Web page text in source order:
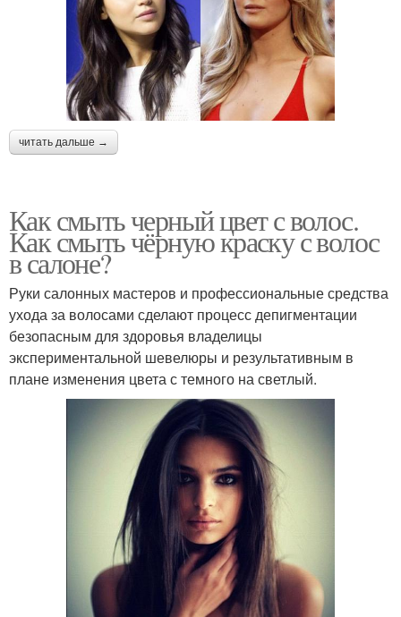
читать дальше →
Как смыть черный цвет с волос.
Как смыть чёрную краску с волос
в салоне?
Руки салонных мастеров и профессиональные средства
ухода за волосами сделают процесс депигментации
безопасным для здоровья владелицы
экспериментальной шевелюры и результативным в
плане изменения цвета с темного на светлый.